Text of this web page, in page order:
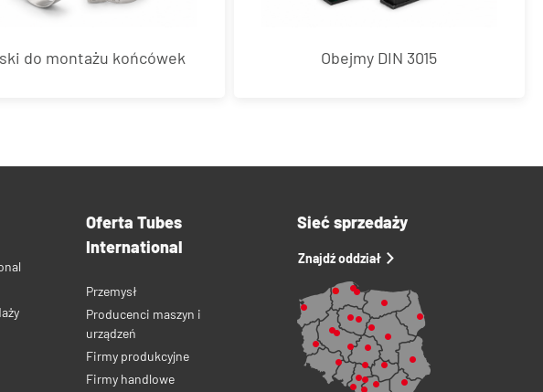
do montażu końcówek Obejmy DIN 3015
Oferta Tubes
International
Przemysł
Producenci maszyn i
urządzeń
Firmy produkcyjne
Firmy handlowe
Sieć sprzedaży
Znajdź oddział